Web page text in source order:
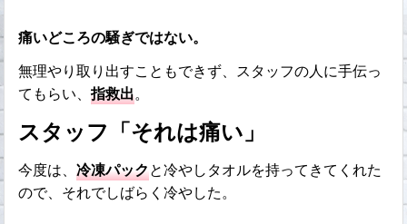
痛いどころの騒ぎではない。
無理やり取り出すこともできず、スタッフの人に手伝っ
てもらい、指救出。
スタッフ「それは痛い」
今度は、冷凍パックと冷やしタオルを持ってきてくれた
ので、それでしばらく冷やした。